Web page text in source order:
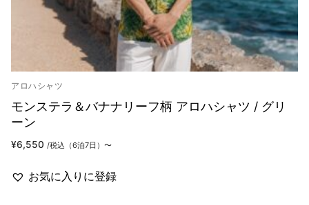
アロハシャツ
モンステラ＆バナナリーフ柄 アロハシャツ / グリ
ーン
¥6,550 /税込（6泊7日）〜
お気に入りに登録